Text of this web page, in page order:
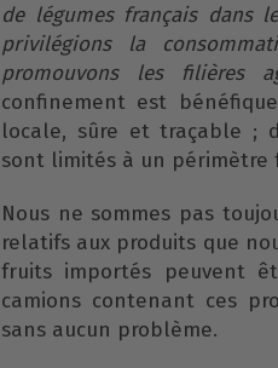
de légumes français dans
privilégions la
promouvons les filières
confinement est
locale, sûre et traçable ;
sont limités à un périmètre
Nous ne sommes pas
relatifs aux produits que
fruits importés peuvent
camions contenant ces
sans aucun problème.